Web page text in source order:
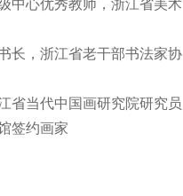
中心优秀教师，浙江省美术
长，浙江省老干部书法家协
省当代中国画研究院研究员
签约画家